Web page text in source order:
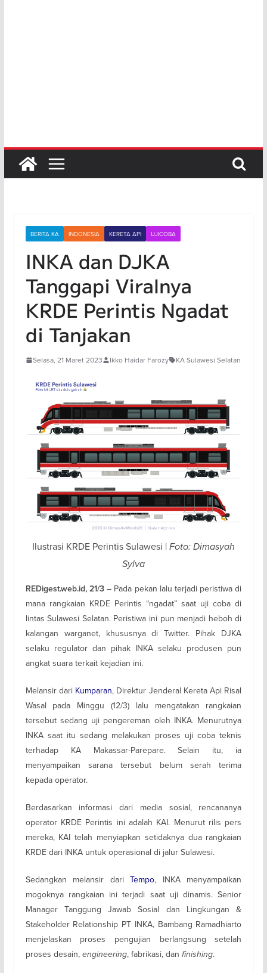
BERITA KA INDONESIA KERETA API UJICOBA
INKA dan DJKA
Tanggapi Viralnya
KRDE Perintis Ngadat
di Tanjakan
Selasa, 21 Maret 2023 Ikko Haidar Farozy KA Sulawesi Selatan
Ilustrasi KRDE Perintis Sulawesi | Foto: Dimasyah
Sylva
REDigest.web.id, 21/3 – Pada pekan lalu terjadi peristiwa di
mana rangkaian KRDE Perintis “ngadat” saat uji coba di
lintas Sulawesi Selatan. Peristiwa ini pun menjadi heboh di
kalangan warganet, khususnya di Twitter. Pihak DJKA
selaku regulator dan pihak INKA selaku produsen pun
angkat suara terkait kejadian ini.
Melansir dari Kumparan, Direktur Jenderal Kereta Api Risal
Wasal pada Minggu (12/3) lalu mengatakan rangkaian
tersebut sedang uji pengereman oleh INKA. Menurutnya
INKA saat itu sedang melakukan proses uji coba teknis
terhadap KA Makassar-Parepare. Selain itu, ia
menyampaikan sarana tersebut belum serah terima
kepada operator.
Berdasarkan informasi dari media sosial, rencananya
operator KRDE Perintis ini adalah KAI. Menurut rilis pers
mereka, KAI telah menyiapkan setidaknya dua rangkaian
KRDE dari INKA untuk operasional di jalur Sulawesi.
Sedangkan melansir dariTempo, INKA menyampaikan
mogoknya rangkaian ini terjadi saat uji dinamis. Senior
Manager Tanggung Jawab Sosial dan Lingkungan &
Stakeholder Relationship PT INKA, Bambang Ramadhiarto
menjelaskan proses pengujian berlangsung setelah
proses desain, engineering, fabrikasi, dan finishing.